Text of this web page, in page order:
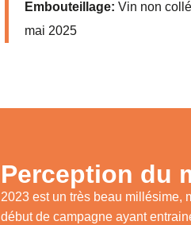
Embouteillage: Vin non
mai 2025
Perception du
2023 est un très beau millésime,
début de campagne ayant